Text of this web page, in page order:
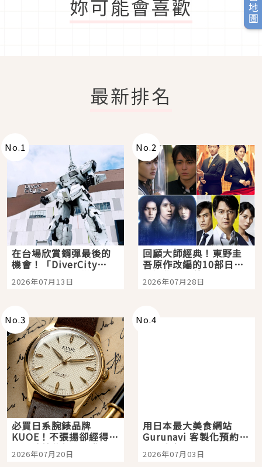
妳可能會喜歡
最新排名
No.1
在台場欣賞鋼彈最後的
機會！「DiverCity
Tokyo Plaza」搭船、
購物、美食及夜景，一
2026年07月13日
No.2
回顧大師經典！東野圭
吾原作改編的10部日本
影視作品推薦
2026年07月28日
No.3
必買日系腕錶品牌
KUOE！不張揚卻經得起
時間洗鍊的經典之作五
選
2026年07月20日
No.4
用日本最大美食網站
Gurunavi 客製化預約九
大都市餐廳，打造專屬
美食體驗！
2026年07月03日